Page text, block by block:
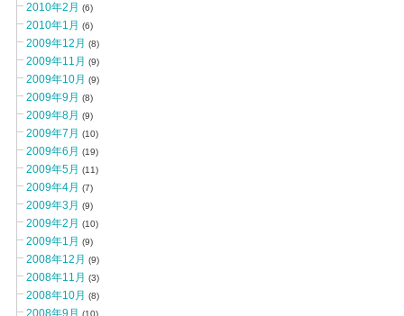
2010年2月 (6)
2010年1月 (6)
2009年12月 (8)
2009年11月 (9)
2009年10月 (9)
2009年9月 (8)
2009年8月 (9)
2009年7月 (10)
2009年6月 (19)
2009年5月 (11)
2009年4月 (7)
2009年3月 (9)
2009年2月 (10)
2009年1月 (9)
2008年12月 (9)
2008年11月 (3)
2008年10月 (8)
(10)